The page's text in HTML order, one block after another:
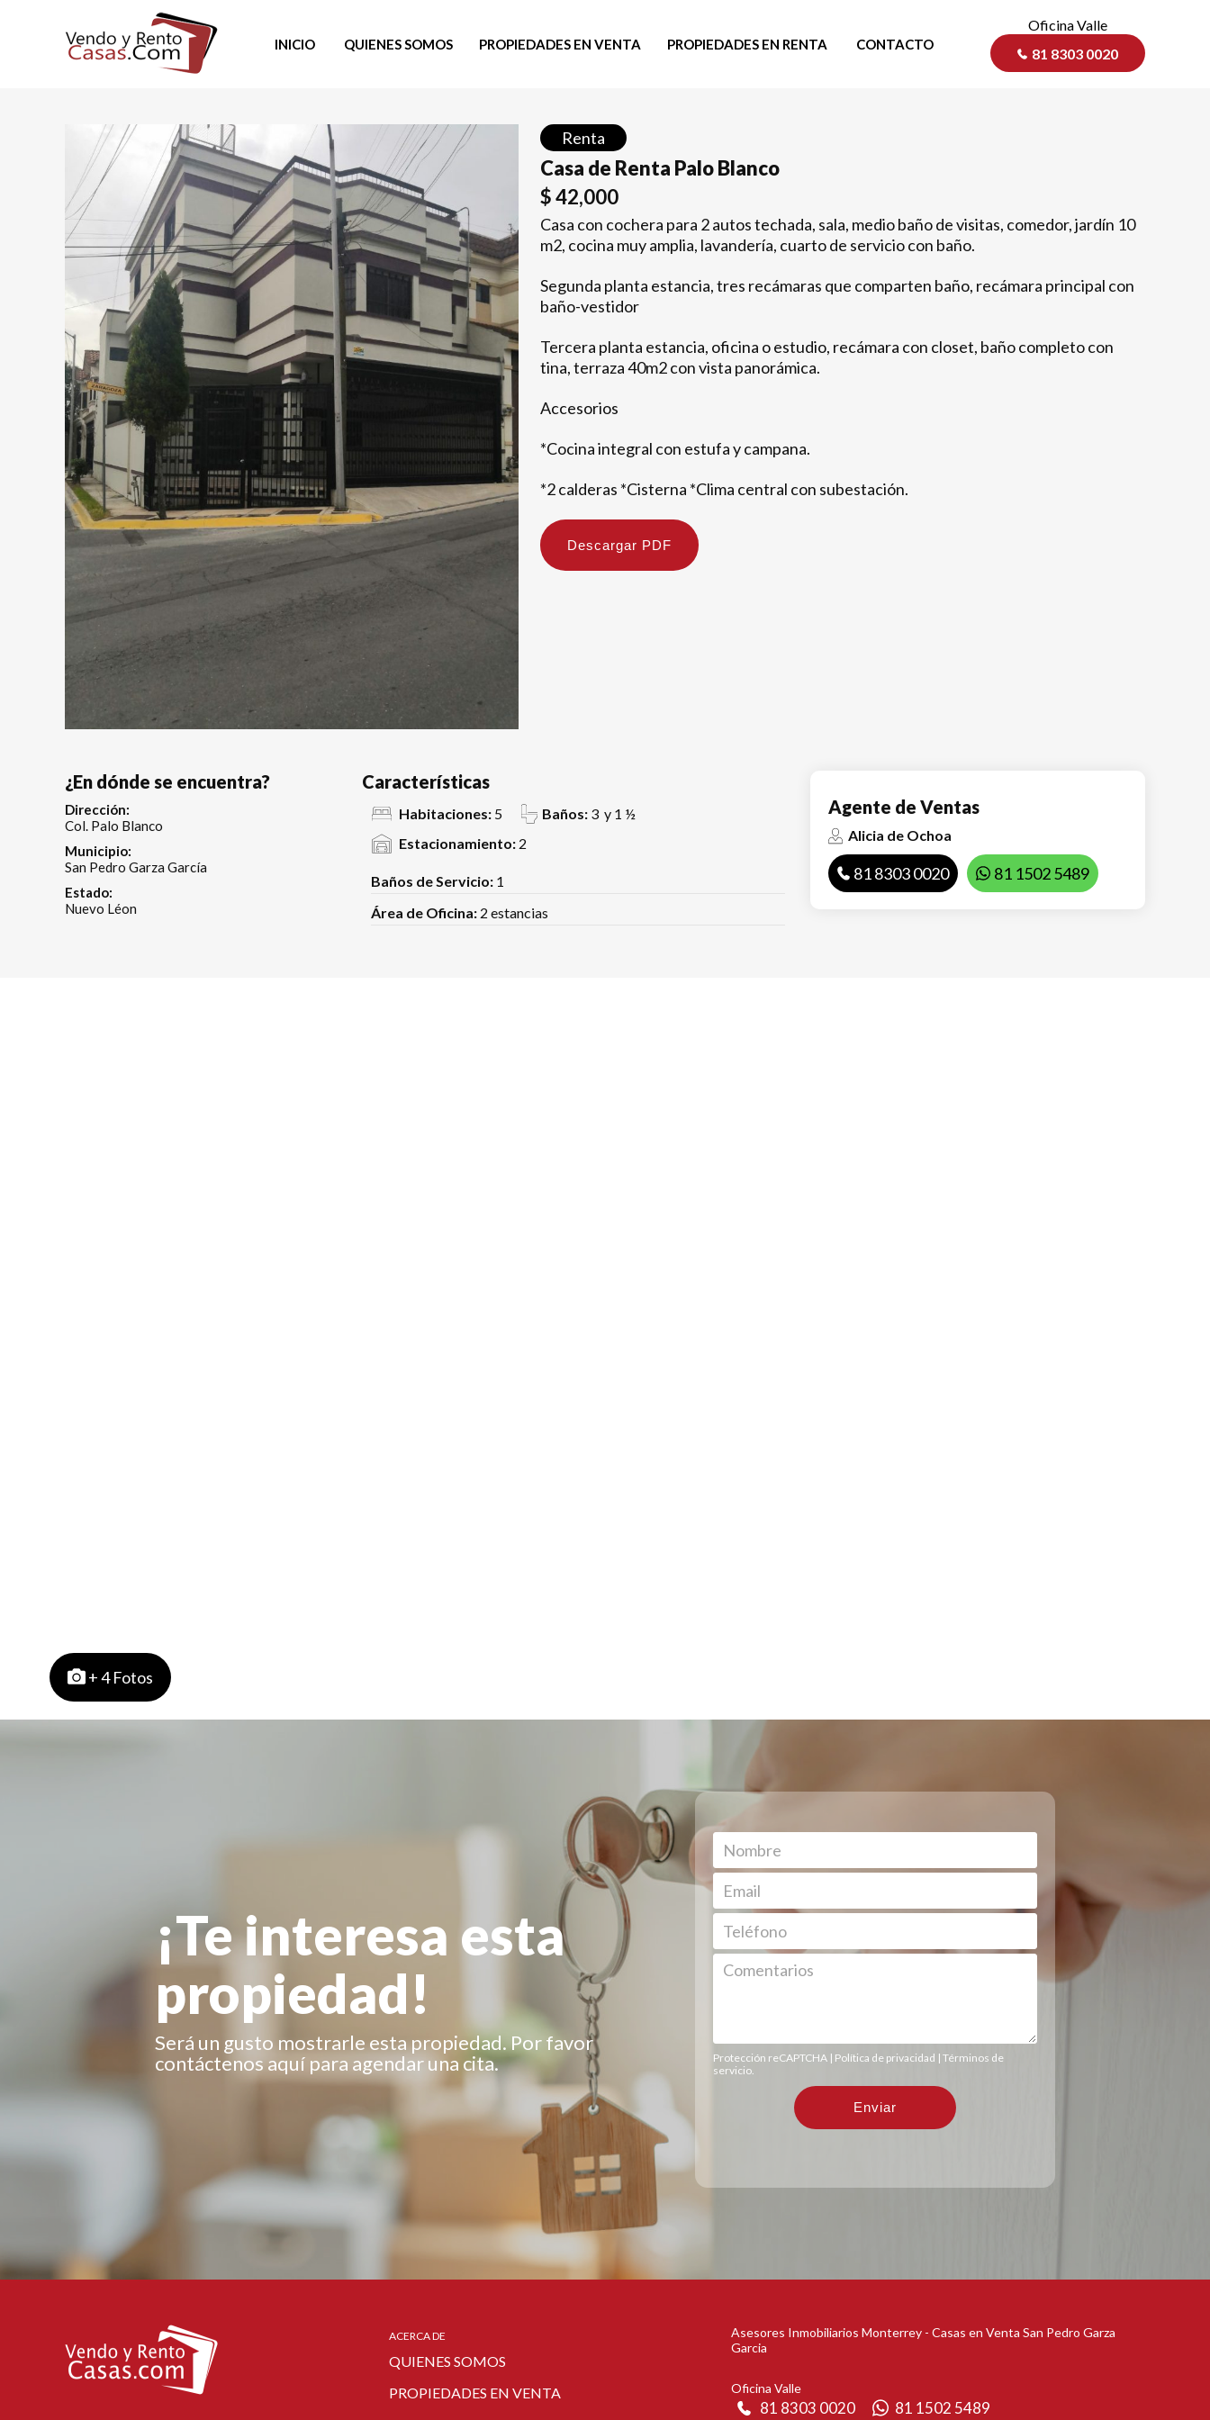
INICIO QUIENES SOMOS PROPIEDADES EN VENTA PROPIEDADES EN RENTA CONTACTO
Oficina Valle
81 8303 0020
Renta
Casa de Renta Palo Blanco
$42,000
Casa con cochera para 2 autos techada, sala, medio baño de visitas, comedor, jardín 10
m2, cocina muy amplia, lavandería, cuarto de servicio con baño.
Segunda planta estancia, tres recámaras que comparten baño, recámara principal con
baño-vestidor
Tercera planta estancia, oficina o estudio, recámara con closet, baño completo con
tina, terraza 40m2 con vista panorámica.
Accesorios
*Cocina integral con estufa y campana.
*2 calderas *Cisterna *Clima central con subestación.
Descargar PDF
¿En dónde se encuentra?
Dirección:
Col. Palo Blanco
Municipio:
San Pedro Garza García
Estado:
Nuevo Léon
Características
Habitaciones: 5 Baños: 3 y 1 ½
Estacionamiento: 2
Baños de Servicio: 1
Área de Oficina: 2 estancias
Agente de Ventas
Alicia de Ochoa
81 8303 0020 81 1502 5489
+ 4 Fotos
¡Te interesa esta
propiedad!
Será un gusto mostrarle esta propiedad. Por favor
contáctenos aquí para agendar una cita.
Protección reCAPTCHA | Política de privacidad | Términos de
servicio
ACERCA DE
QUIENES SOMOS
PROPIEDADES EN VENTA
Asesores Inmobiliarios Monterrey - Casas en Venta San Pedro Garza
Garcia
Oficina Valle
81 8303 0020 81 1502 5489